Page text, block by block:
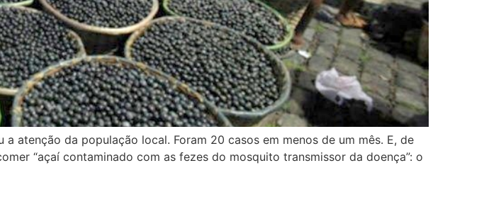
atenção da população local. Foram 20 casos em menos de um mês. E, de
“açaí contaminado com as fezes do mosquito transmissor da doença”: o